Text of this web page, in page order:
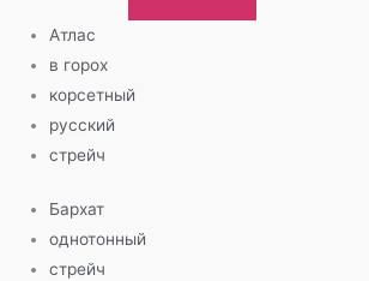
Атлас
в горох
корсетный
русский
стрейч
Бархат
однотонный
стрейч